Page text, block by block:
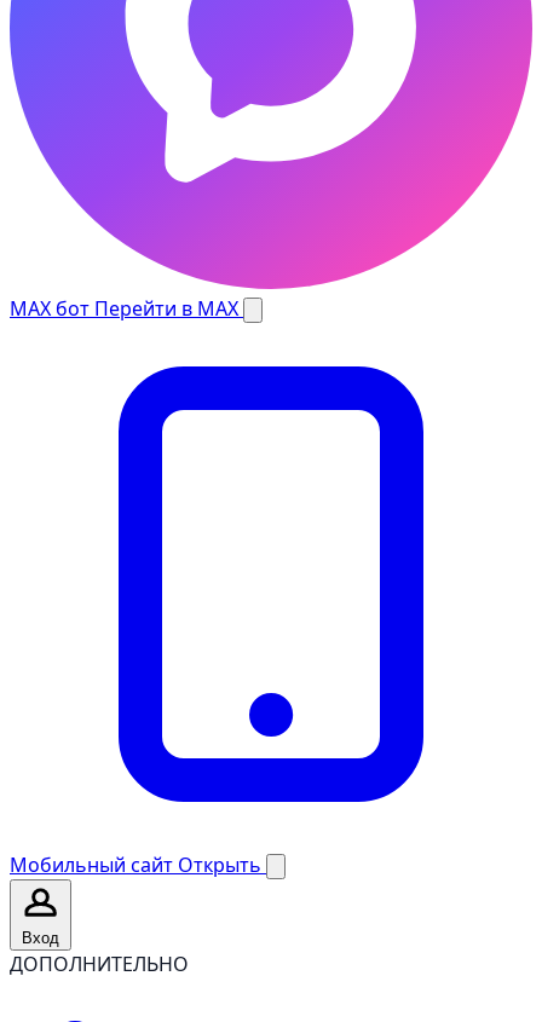
MAX бот Перейти в MAX
Мобильный сайт Открыть
Вход
ДОПОЛНИТЕЛЬНО